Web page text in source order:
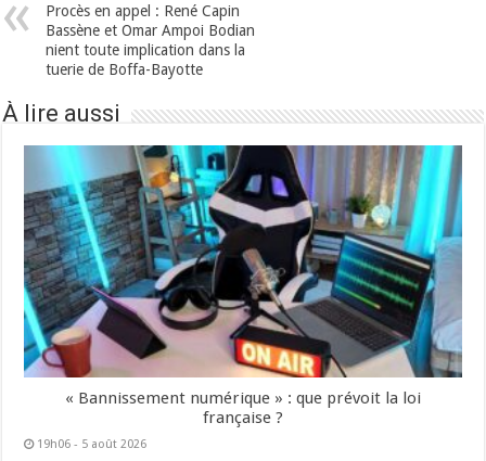
Procès en appel : René Capin
Bassène et Omar Ampoi Bodian
nient toute implication dans la
tuerie de Boffa-Bayotte
À lire aussi
« Bannissement numérique » : que prévoit la loi
française ?
19h06 - 5 août 2026